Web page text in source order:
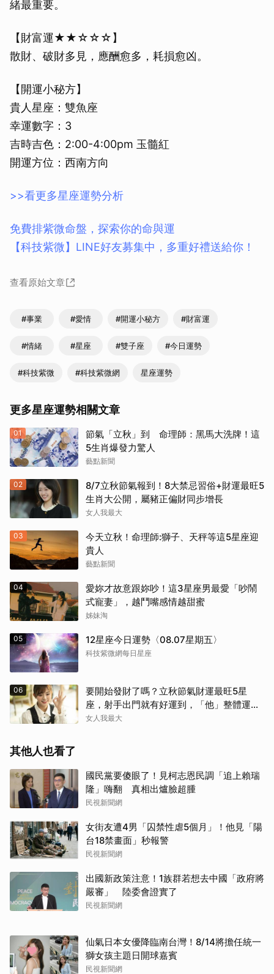
緒最重要。
【財富運★★☆☆☆】
散財、破財多見，應酬愈多，耗損愈凶。
【開運小秘方】
貴人星座：雙魚座
幸運數字：3
吉時吉色：2:00-4:00pm 玉髓紅
開運方位：西南方向
>>看更多星座運勢分析
免費排紫微命盤，探索你的命與運
【科技紫微】LINE好友募集中，多重好禮送給你！
查看原始文章
#事業 #愛情 #開運小秘方 #財富運
#情緒 #星座 #雙子座 #今日運勢
#科技紫微 #科技紫微網 星座運勢
更多星座運勢相關文章
01
節氣「立秋」到 命理師：黑馬大洗牌！這
5生肖爆發力驚人
藝點新聞
02
8/7立秋節氣報到！8大禁忌習俗+財運最旺5
生肖大公開，屬豬正偏財同步增長
女人我最大
03
今天立秋！命理師:獅子、天秤等這5星座迎
貴人
藝點新聞
04
愛妳才故意跟妳吵！這3星座男最愛「吵鬧
式寵妻」，越鬥嘴感情越甜蜜
姊妹淘
05 12星座今日運勢〈08.07星期五〉
科技紫微網每日星座
06
要開始發財了嗎？立秋節氣財運最旺5星
座，射手出門就有好運到，「他」整體運勢
將走上坡
女人我最大
其他人也看了
國民黨要傻眼了！見柯志恩民調「追上賴瑞
隆」嗨翻 真相出爐臉超腫
民視新聞網
女街友遭4男「囚禁性虐5個月」！他見「陽
台18禁畫面」秒報警
民視新聞網
出國新政策注意！1族群若想去中國「政府將
嚴審」 陸委會證實了
民視新聞網
仙氣日本女優降臨南台灣！8/14將擔任統一
獅女孩主題日開球嘉賓
民視新聞網